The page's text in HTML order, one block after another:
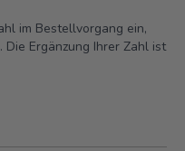
im Bestellvorgang ein,
Ergänzung Ihrer Zahl ist